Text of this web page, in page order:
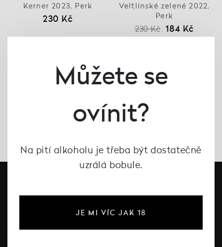
Kerner 2023, Perk
230 Kč
Veltlínské zelené 2022,
Perk
230 Kč 184 Kč
Můžete se
ovínit?
Na pití alkoholu je třeba být dostatečně
uzrálá bobule.
JE MI VÍC JAK 18